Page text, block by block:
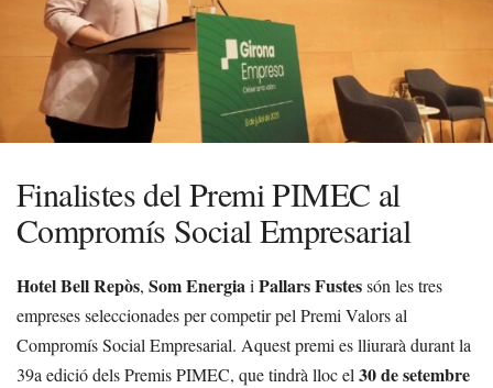
Finalistes del Premi PIMEC al
Compromís Social Empresarial
Hotel Bell Repòs, Som Energiai Pallars Fustessón les tres
empreses seleccionades per competir pel Premi Valors al
Compromís Social Empresarial. Aquest premi es lliurarà durant la
39a edició dels Premis PIMEC, que tindrà lloc el 30 de setembre